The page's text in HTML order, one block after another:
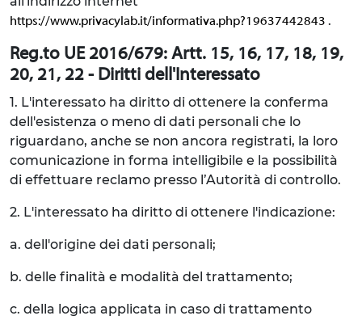
https://www.privacylab.it/informativa.php?19637442843 .
Reg.to UE 2016/679: Artt. 15, 16, 17, 18, 19,
20, 21, 22 - Diritti dell'Interessato
1. L'interessato ha diritto di ottenere la conferma
dell'esistenza o meno di dati personali che lo
riguardano, anche se non ancora registrati, la loro
comunicazione in forma intelligibile e la possibilità
di effettuare reclamo presso l’Autorità di controllo.
2. L'interessato ha diritto di ottenere l'indicazione:
a. dell'origine dei dati personali;
b. delle finalità e modalità del trattamento;
c. della logica applicata in caso di trattamento